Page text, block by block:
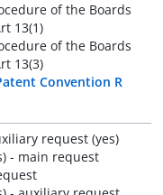
of the Boards
13(1)
of the Boards
13(3)
Convention R
request (yes)
- main request